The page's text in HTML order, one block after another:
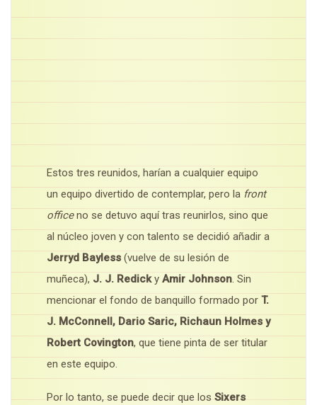
Estos tres reunidos, harían a cualquier equipo
un equipo divertido de contemplar, pero la front
officeno se detuvo aquí tras reunirlos, sino que
al núcleo joven y con talento se decidió añadir a
Jerryd Bayless (vuelve de su lesión de
muñeca), J. J. Redicky Amir Johnson. Sin
mencionar el fondo de banquillo formado por T.
J. McConnell, Dario Saric, Richaun Holmes y
Robert Covington, que tiene pinta de ser titular
en este equipo.
Por lo tanto, se puede decir que los Sixers